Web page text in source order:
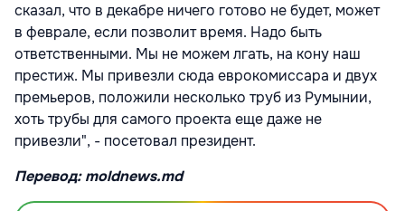
сказал, что в декабре ничего готово не будет, может
в феврале, если позволит время. Надо быть
ответственными. Мы не можем лгать, на кону наш
престиж. Мы привезли сюда еврокомиссара и двух
премьеров, положили несколько труб из Румынии,
хоть трубы для самого проекта еще даже не
привезли", - посетовал президент.
Перевод: moldnews.md